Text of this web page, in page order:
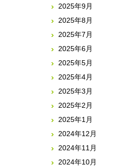
2025年9月
2025年8月
2025年7月
2025年6月
2025年5月
2025年4月
2025年3月
2025年2月
2025年1月
2024年12月
2024年11月
2024年10月